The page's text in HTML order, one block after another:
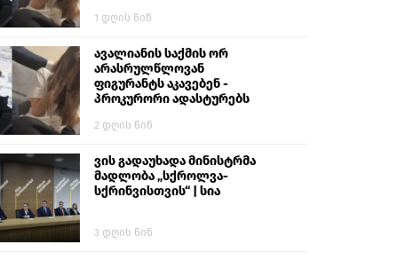
ალექსანდრე გაბაშვილი
გიგა ავალიანს“
1 დღის წინ
ავალიანის საქმის ორ
არასრულწლოვან
ფიგურანტს აკავებენ -
პროკურორი ადასტურებს
2 დღის წინ
ვის გადაუხადა მინისტრმა
მადლობა „სქროლვა-
სქრინვისთვის“ | სია
3 დღის წინ